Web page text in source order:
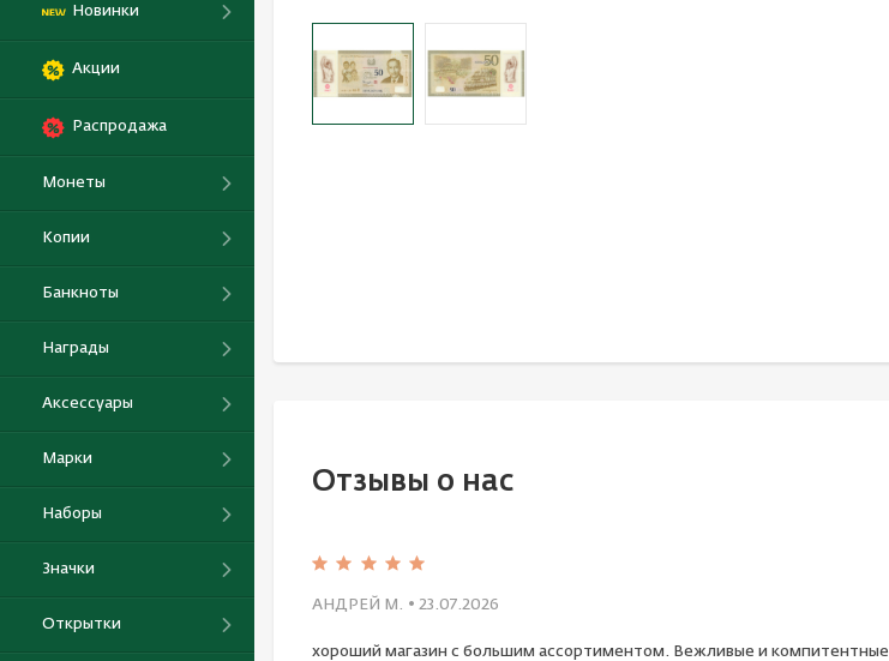
Новинки
Акции
Распродажа
Монеты
Копии
Банкноты
Награды
Аксессуары
Марки
Наборы
Значки
Открытки
Отзывы о нас
АНДРЕЙ М. • 23.07.2026
хороший магазин с большим ассортиментом. Вежливые и компитентные